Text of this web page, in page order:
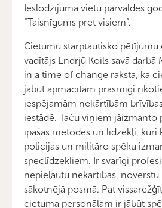
Ieslodzījuma vietu pārvaldes
“Taisnīgums pret visiem”.
Cietumu starptautisko pētījumu
vadītājs Endrjū Koils savā darbā
in a time of change raksta, ka
jābūt apmācītam prasmīgi
iespējamām nekārtībām
iestādē. Taču viņiem jāizmanto
īpašas metodes un līdzekļi, kuri
policijas un militāro spēku
speclīdzekļiem. Ir svarīgi
nepieļautu nekārtības, novērstu
sākotnējā posmā. Pat
cietuma personālam ir jābūt